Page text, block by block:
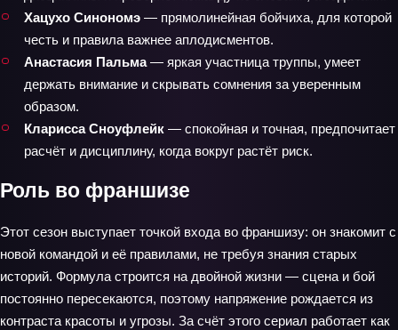
Хацухо Синономэ — прямолинейная бойчиха, для которой
честь и правила важнее аплодисментов.
Анастасия Пальма— яркая участница труппы, умеет
держать внимание и скрывать сомнения за уверенным
образом.
Кларисса Сноуфлейк — спокойная и точная, предпочитает
расчёт и дисциплину, когда вокруг растёт риск.
Роль во франшизе
Этот сезон выступает точкой входа во франшизу: он знакомит с
новой командой и её правилами, не требуя знания старых
историй. Формула строится на двойной жизни — сцена и бой
постоянно пересекаются, поэтому напряжение рождается из
контраста красоты и угрозы. За счёт этого сериал работает как